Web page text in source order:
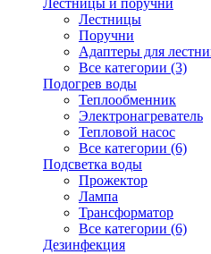
Лестницы и поручни
Лестницы
Поручни
Адаптеры для
Все категории (3)
Подогрев воды
Теплообменник
Электронагреватель
Тепловой насос
Все категории (6)
Подсветка воды
Прожектор
Лампа
Трансформатор
Все категории (6)
Дезинфекция